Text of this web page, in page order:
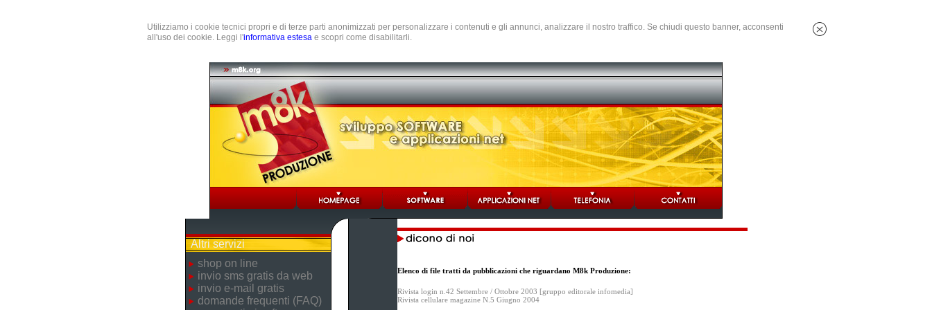
Utilizziamo i cookie tecnici propri e di terze parti anonimizzati per personalizzare i contenuti e gli annunci, analizzare il nostro traffico. Se chiudi questo banner, acconsenti
all'uso dei cookie. Leggi l'informativa estesa e scopri come disabilitarli.
Altri servizi
shop on line
invio sms gratis da web
invio e-mail gratis
domande frequenti (FAQ)
Elenco di file tratti da pubblicazioni che riguardano M8k Produzione:
Rivista login n.42 Settembre / Ottobre 2003 [gruppo editorale infomedia]
Rivista cellulare magazine N.5 Giugno 2004